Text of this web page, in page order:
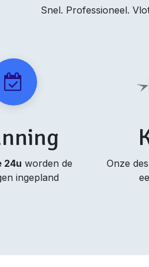
Snel. Professioneel.
24u worden de
ingepland
Onze